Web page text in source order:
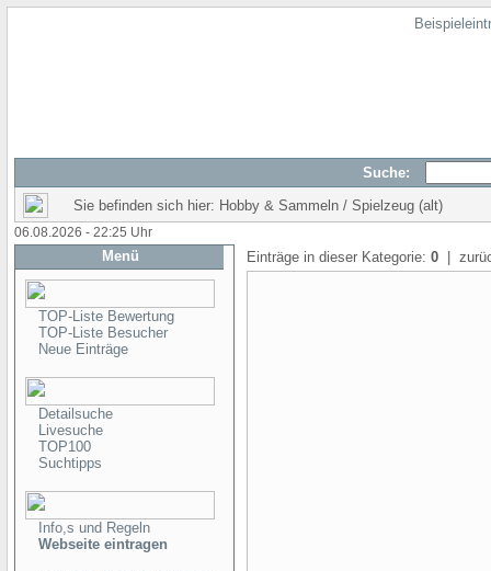
Suche:
Sie befinden sich hier: Hobby & Sammeln / Spielzeug (alt)
06.08.2026 - 22:25 Uhr
Menü
TOP-Liste Bewertung
TOP-Liste Besucher
Neue Einträge
Detailsuche
Livesuche
TOP100
Suchtipps
Info,s und Regeln
Webseite eintragen
Einträge in dieser Kategorie: 0 |